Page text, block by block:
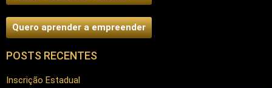
Quero aprender a empreender
POSTS RECENTES
Inscrição Estadual